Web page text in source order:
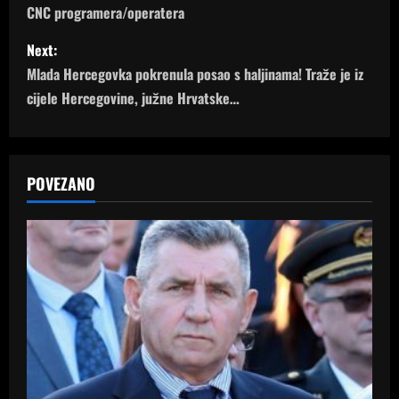
s
t
n
v
i
g
a
t
CNC programera/operatera
Next:
Mlada Hercegovka pokrenula posao s haljinama! Traže je iz
cijele Hercegovine, južne Hrvatske…
POVEZANO